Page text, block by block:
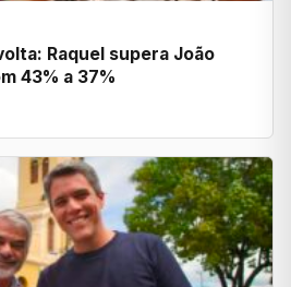
Raquel supera João
43% a 37%